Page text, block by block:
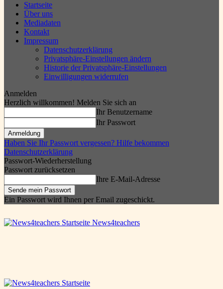
Startseite
Über uns
Mediadaten
Kontakt
Impressum
Datenschutzerklärung
Privatsphäre-Einstellungen ändern
Historie der Privatsphäre-Einstellungen
Einwilligungen widerrufen
Anmelden
Herzlich willkommen! Melden Sie sich an
Ihr Benutzername
Ihr Passwort
Haben Sie Ihr Passwort vergessen? Hilfe bekommen
Datenschutzerklärung
Passwort-Wiederherstellung
Passwort zurücksetzen
Ihre E-Mail-Adresse
Ein Passwort wird Ihnen per Email zugeschickt.
News4teachers